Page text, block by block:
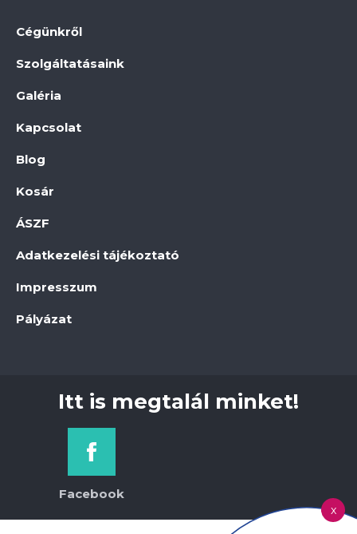
Cégünkről
Szolgáltatásaink
Galéria
Kapcsolat
Blog
Kosár
ÁSZF
Adatkezelési tájékoztató
Impresszum
Pályázat
Itt is megtalál minket!
Facebook
x